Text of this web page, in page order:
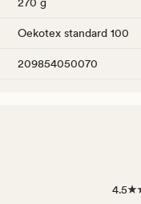
Oekotex standard 100
209854050070
4.5